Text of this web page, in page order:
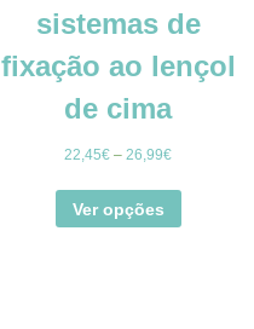
sistemas de
fixação ao lençol
de cima
22,45€ –26,99€
Ver opções